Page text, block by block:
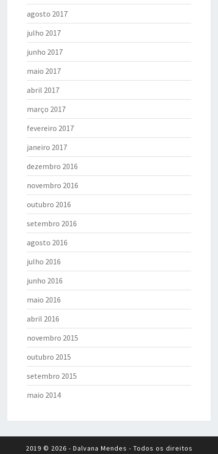
agosto 2017
julho 2017
junho 2017
maio 2017
abril 2017
março 2017
fevereiro 2017
janeiro 2017
dezembro 2016
novembro 2016
outubro 2016
setembro 2016
agosto 2016
julho 2016
junho 2016
maio 2016
abril 2016
novembro 2015
outubro 2015
setembro 2015
maio 2014
2019 © 2026 - Dalvana Mendes - Todos os direitos